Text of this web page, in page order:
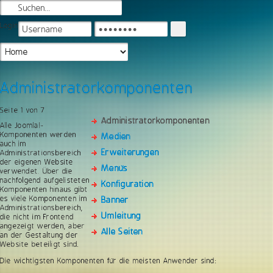
Login
Administratorkomponenten
Administratorkomponenten
Medien
Erweiterungen
Menüs
Konfiguration
Banner
Umleitung
Alle Seiten
Seite 1 von 7
Alle Joomla!-
Komponenten werden
auch im
Administrationsbereich
der eigenen Website
verwendet. Über die
nachfolgend aufgelisteten
Komponenten hinaus gibt
es viele Komponenten im
Administrationsbereich,
die nicht im Frontend
angezeigt werden, aber
an der Gestaltung der
Website beteiligt sind.
Die wichtigsten Komponenten für die meisten Anwender sind: